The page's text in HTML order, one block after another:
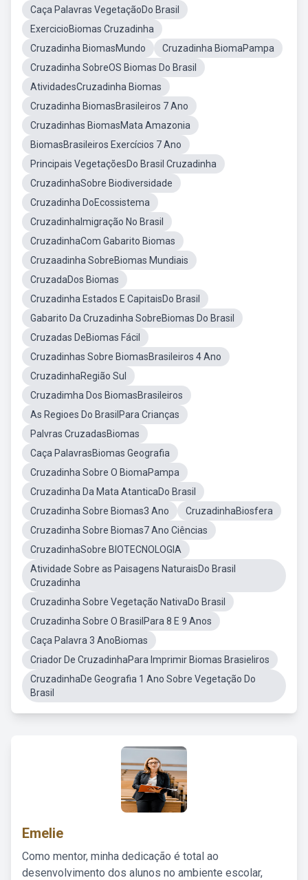
Caça Palavras VegetaçãoDo Brasil
ExercicioBiomas Cruzadinha
Cruzadinha BiomasMundo
Cruzadinha BiomaPampa
Cruzadinha SobreOS Biomas Do Brasil
AtividadesCruzadinha Biomas
Cruzadinha BiomasBrasileiros 7 Ano
Cruzadinhas BiomasMata Amazonia
BiomasBrasileiros Exercícios 7 Ano
Principais VegetaçõesDo Brasil Cruzadinha
CruzadinhaSobre Biodiversidade
Cruzadinha DoEcossistema
CruzadinhaImigração No Brasil
CruzadinhaCom Gabarito Biomas
Cruzaadinha SobreBiomas Mundiais
CruzadaDos Biomas
Cruzadinha Estados E CapitaisDo Brasil
Gabarito Da Cruzadinha SobreBiomas Do Brasil
Cruzadas DeBiomas Fácil
Cruzadinhas Sobre BiomasBrasileiros 4 Ano
CruzadinhaRegião Sul
Cruzadimha Dos BiomasBrasileiros
As Regioes Do BrasilPara Crianças
Palvras CruzadasBiomas
Caça PalavrasBiomas Geografia
Cruzadinha Sobre O BiomaPampa
Cruzadinha Da Mata AtanticaDo Brasil
Cruzadinha Sobre Biomas3 Ano
CruzadinhaBiosfera
Cruzadinha Sobre Biomas7 Ano Ciências
CruzadinhaSobre BIOTECNOLOGIA
Atividade Sobre as Paisagens NaturaisDo Brasil
Cruzadinha
Cruzadinha Sobre Vegetação NativaDo Brasil
Cruzadinha Sobre O BrasilPara 8 E 9 Anos
Caça Palavra 3 AnoBiomas
Criador De CruzadinhaPara Imprimir Biomas Brasieliros
CruzadinhaDe Geografia 1 Ano Sobre Vegetação Do
Brasil
Emelie
Como mentor, minha dedicação é total ao
desenvolvimento dos alunos no ambiente escolar,